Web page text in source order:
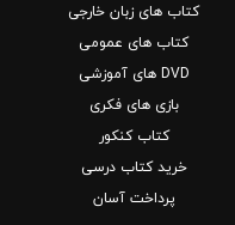
کتاب های زبان خارجی
کتاب های عمومی
DVD های آموزشی
بازی های فکری
کتاب کنکور
خرید کتاب درسی
پرداخت آسان